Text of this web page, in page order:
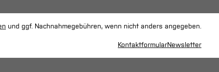
und ggf. Nachnahmegebühren, wenn nicht anders angegeben.
KontaktformularNewsletter